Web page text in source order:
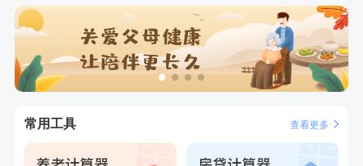
杜**
成功预约了标准体检套餐（男）
4分钟前
黎**
购买了厨房家用多功能不锈钢刀具六件套装
6分钟前
罗**
购买了美的体重秤 MO-CW5 白色
成功预约女性常规体检套餐
7分钟前
李**
购买了七年五季黑咖啡速溶低脂无添加蔗糖美式咖啡粉
刚刚
购买了K3颈椎按摩仪（浅灰色）
常用工具 查看更多